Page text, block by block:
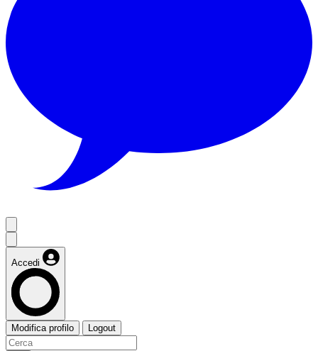
Accedi
Modifica profilo Logout